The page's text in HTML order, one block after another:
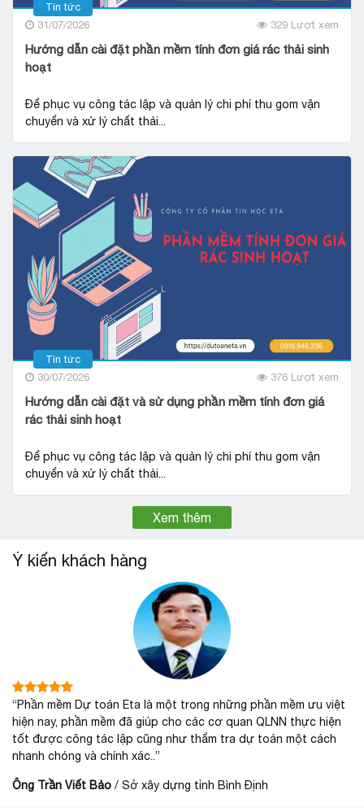
Tin tức
31/07/2026
329 Lượt xem
Hướng dẫn cài đặt phần mềm tính đơn giá rác thải sinh
hoạt
Để phục vụ công tác lập và quản lý chi phí thu gom vận
chuyển và xử lý chất thải...
Tin tức
30/07/2026
376 Lượt xem
Hướng dẫn cài đặt và sử dụng phần mềm tính đơn giá
rác thải sinh hoạt
Để phục vụ công tác lập và quản lý chi phí thu gom vận
chuyển và xử lý chất thải...
Xem thêm
Ý kiến khách hàng
“Phần mềm Dự toán Eta là một trong những phần mềm ưu việt
hiện nay, phần mềm đã giúp cho các cơ quan QLNN thực hiện
tốt được công tác lập cũng như thẩm tra dự toán một cách
nhanh chóng và chính xác..”
Ông Trần Viết Bảo / Sở xây dựng tỉnh Bình Định